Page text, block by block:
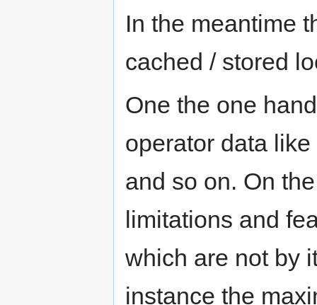
In the meantime
cached / stored
One the one
operator data
and so on. On
limitations and
which are not by
instance the